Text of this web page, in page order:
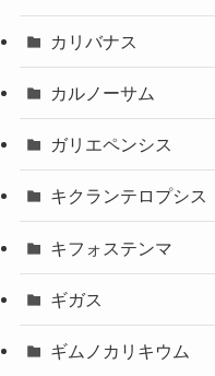
カリバナス
カルノーサム
ガリエペンシス
キクランテロプシス
キフォステンマ
ギガス
ギムノカリキウム